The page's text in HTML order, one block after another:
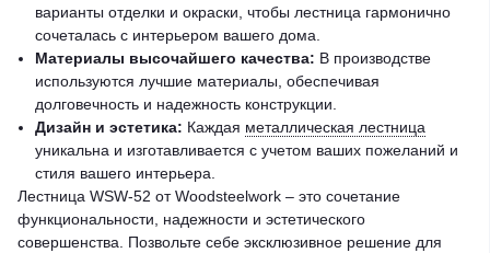
варианты отделки и окраски, чтобы лестница гармонично
сочеталась с интерьером вашего дома.
Материалы высочайшего качества: В производстве
используются лучшие материалы, обеспечивая
долговечность и надежность конструкции.
Дизайн и эстетика: Каждая металлическая лестница
уникальна и изготавливается с учетом ваших пожеланий и
стиля вашего интерьера.
Лестница WSW-52 от Woodsteelwork – это сочетание
функциональности, надежности и эстетического
совершенства. Позвольте себе эксклюзивное решение для